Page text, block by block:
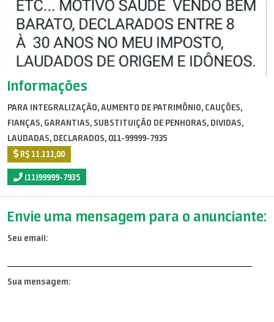
Informações
PARA INTEGRALIZAÇÃO, AUMENTO DE PATRIMÔNIO, CAUÇÕES,
FIANÇAS, GARANTIAS, SUBSTITUIÇÃO DE PENHORAS, DIVIDAS,
LAUDADAS, DECLARADOS, 011-99999-7935
R$ 11.111,00
(11)99999-7935
Envie uma mensagem para o anunciante:
Seu email:
Sua mensagem: